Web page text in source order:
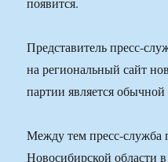
Представитель пресс-
на региональный сайт
партии является
Между тем пресс-служба
Новосибирской области